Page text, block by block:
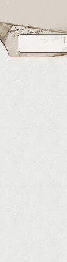
[